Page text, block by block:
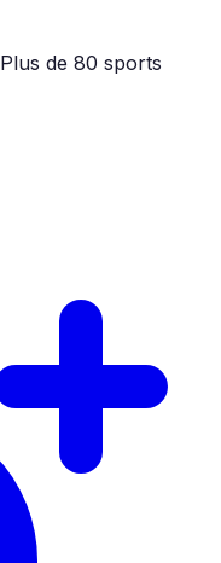
Plus de 80 sports